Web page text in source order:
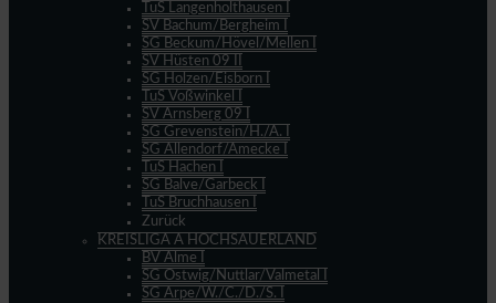
TuS Langenholthausen I
SV Bachum/Bergheim I
SG Beckum/Hövel/Mellen I
SV Hüsten 09 II
SG Holzen/Eisborn I
TuS Voßwinkel I
SV Arnsberg 09 I
SG Grevenstein/H./A. I
SG Allendorf/Amecke I
TuS Hachen I
SG Balve/Garbeck I
TuS Bruchhausen I
Zurück
KREISLIGA A HOCHSAUERLAND
BV Alme I
SG Ostwig/Nuttlar/Valmetal I
SG Arpe/W./C./D./S. I